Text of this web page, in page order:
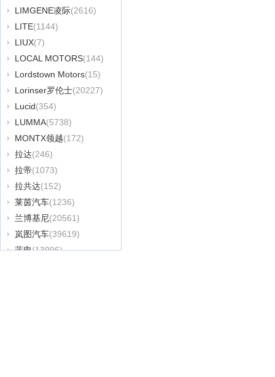
LIMGENE凌际(2616)
LITE(1144)
LIUX(7)
LOCAL MOTORS(144)
Lordstown Motors(15)
Lorinser罗伦士(20227)
Lucid(354)
LUMMA(5738)
MONTX领越(172)
拉达(246)
拉帝(1073)
拉共达(152)
莱茵汽车(1236)
兰博基尼(20561)
岚图汽车(39619)
蓝电(13996)